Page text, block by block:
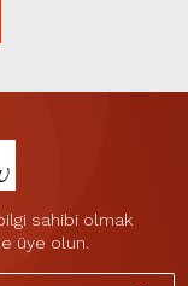
sahibi olmak
üye olun.